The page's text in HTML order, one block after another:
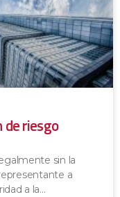
de riesgo
sin la
a
a la